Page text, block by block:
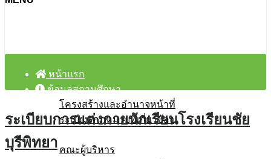
หน้าแรก
ข้อมูลสถานศึกษา
โครงสร้างและอำนาจหน้าที่
ระเบียบ/กฎหมายที่เกี่ยวข้อง
คณะผู้บริหาร
ระเบียบการแต่งกายนักเรียนโรงเรียนชัย
บุรีพิทยา